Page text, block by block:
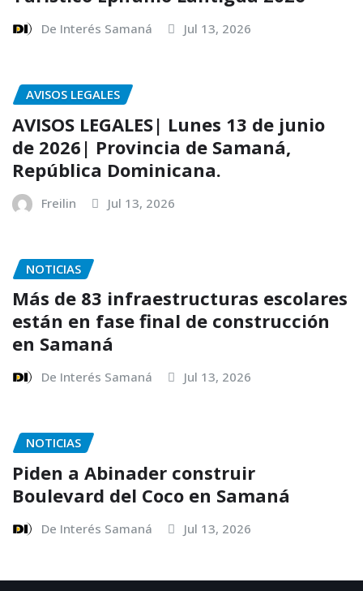
De Interés Samaná Jul 13, 2026
AVISOS LEGALES
AVISOS LEGALES| Lunes 13 de junio
de 2026| Provincia de Samaná,
República Dominicana.
Freilin Jul 13, 2026
NOTICIAS
Más de 83 infraestructuras escolares
están en fase final de construcción
en Samaná
De Interés Samaná Jul 13, 2026
NOTICIAS
Piden a Abinader construir
Boulevard del Coco en Samaná
De Interés Samaná Jul 13, 2026